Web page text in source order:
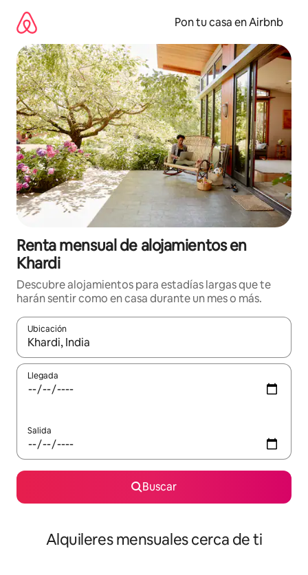
contenido
Pon tu casa en Airbnb
Renta mensual de alojamientos en
Khardi
Descubre alojamientos para estadías largas que te
harán sentir como en casa durante un mes o más.
Ubicación
Cuando los resultados estén disponibles, navega con las
Llegada
Salida
Buscar
Alquileres mensuales cerca de ti